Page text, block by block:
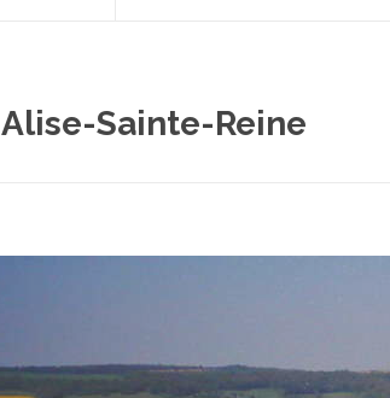
Alise-Sainte-Reine